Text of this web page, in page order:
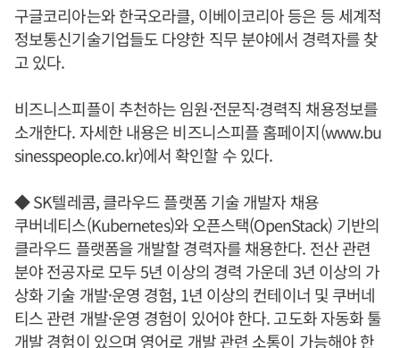
구글코리아는와 한국오라클, 이베이코리아 등은 등 세계적
정보통신기술기업들도 다양한 직무 분야에서 경력자를 찾
고 있다.
비즈니스피플이 추천하는 임원·전문직·경력직 채용정보를
소개한다. 자세한 내용은 비즈니스피플 홈페이지(www.bu
sinesspeople.co.kr)에서 확인할 수 있다.
◆ SK텔레콤, 클라우드 플랫폼 기술 개발자 채용
쿠버네티스(Kubernetes)와 오픈스택(OpenStack) 기반의
클라우드 플랫폼을 개발할 경력자를 채용한다. 전산 관련
분야 전공자로 모두 5년 이상의 경력 가운데 3년 이상의 가
상화 기술 개발·운영 경험, 1년 이상의 컨테이너 및 쿠버네
티스 관련 개발·운영 경험이 있어야 한다. 고도화 자동화 툴
개발 경험이 있으며 영어로 개발 관련 소통이 가능해야 한